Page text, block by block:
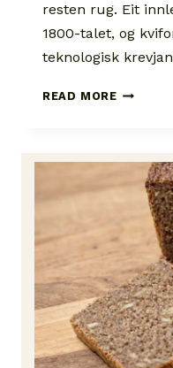
resten rug. Eit
1800-talet, og
teknologisk
READ MORE